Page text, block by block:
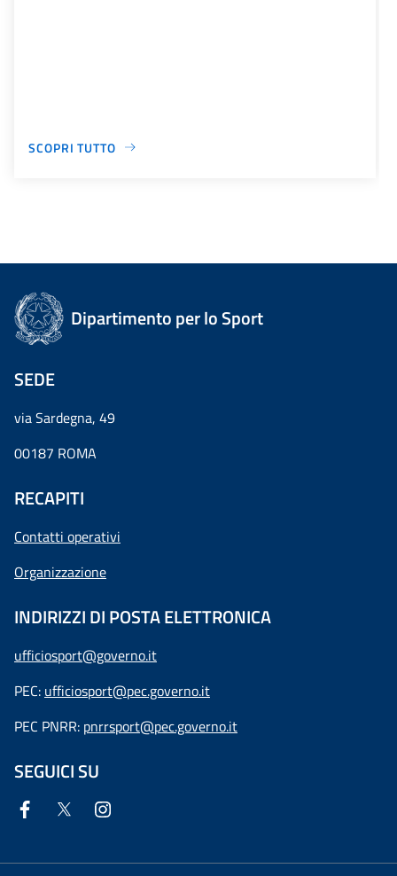
SCOPRI TUTTO
Dipartimento per lo Sport
SEDE
via Sardegna, 49
00187 ROMA
RECAPITI
Contatti operativi
Organizzazione
INDIRIZZI DI POSTA ELETTRONICA
ufficiosport@governo.it
PEC: ufficiosport@pec.governo.it
PEC PNRR: pnrrsport@pec.governo.it
SEGUICI SU